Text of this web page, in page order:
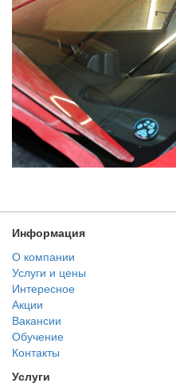
Информация
О компании
Услуги и цены
Интересное
Акции
Вакансии
Обучение
Контакты
Услуги